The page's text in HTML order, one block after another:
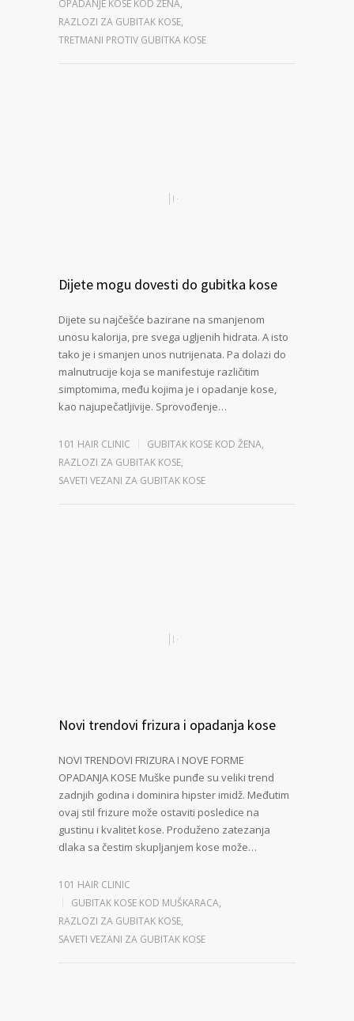
OPADANJE KOSE KOD ŽENA,
RAZLOZI ZA GUBITAK KOSE,
TRETMANI PROTIV GUBITKA KOSE
Dijete mogu dovesti do gubitka kose
Dijete su najčešće bazirane na smanjenom
unosu kalorija, pre svega ugljenih hidrata. A isto
tako je i smanjen unos nutrijenata. Pa dolazi do
malnutrucije koja se manifestuje različitim
simptomima, među kojima je i opadanje kose,
kao najupečatljivije. Sprovođenje…
101 HAIR CLINIC GUBITAK KOSE KOD ŽENA,
RAZLOZI ZA GUBITAK KOSE,
SAVETI VEZANI ZA GUBITAK KOSE
Novi trendovi frizura i opadanja kose
NOVI TRENDOVI FRIZURA I NOVE FORME
OPADANJA KOSE Muške punđe su veliki trend
zadnjih godina i dominira hipster imidž. Međutim
ovaj stil frizure može ostaviti posledice na
gustinu i kvalitet kose. Produženo zatezanja
dlaka sa čestim skupljanjem kose može…
101 HAIR CLINIC
GUBITAK KOSE KOD MUŠKARACA,
RAZLOZI ZA GUBITAK KOSE,
SAVETI VEZANI ZA GUBITAK KOSE